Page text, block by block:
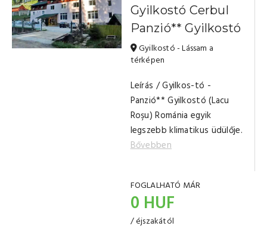
Gyilkostó Cerbul
Panzió** Gyilkostó
Gyilkostó - Lássam a
térképen
Leírás / Gyilkos-tó -
Panzió** Gyilkostó (Lacu
Roşu) Románia egyik
legszebb klimatikus üdülője.
Bővebben
FOGLALHATÓ MÁR
0 HUF
/ éjszakától